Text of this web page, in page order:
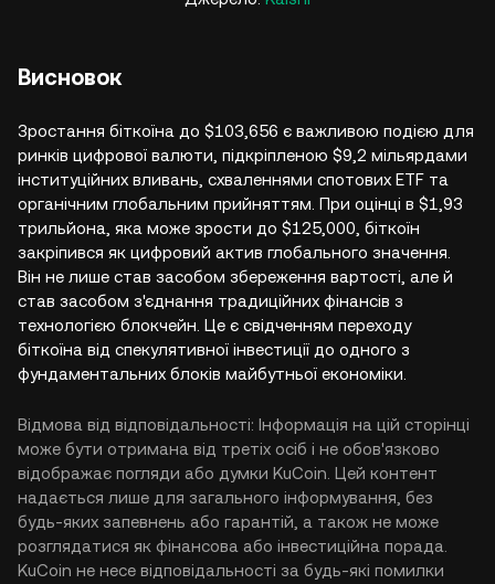
Висновок
Зростання біткоїна до $103,656 є важливою подією для
ринків цифрової валюти, підкріпленою $9,2 мільярдами
інституційних вливань, схваленнями спотових ETF та
органічним глобальним прийняттям. При оцінці в $1,93
трильйона, яка може зрости до $125,000, біткоїн
закріпився як цифровий актив глобального значення.
Він не лише став засобом збереження вартості, але й
став засобом з'єднання традиційних фінансів з
технологією блокчейн. Це є свідченням переходу
біткоїна від спекулятивної інвестиції до одного з
фундаментальних блоків майбутньої економіки.
Відмова від відповідальності: Інформація на цій сторінці
може бути отримана від третіх осіб і не обов'язково
відображає погляди або думки KuCoin. Цей контент
надається лише для загального інформування, без
будь-яких запевнень або гарантій, а також не може
розглядатися як фінансова або інвестиційна порада.
KuCoin не несе відповідальності за будь-які помилки